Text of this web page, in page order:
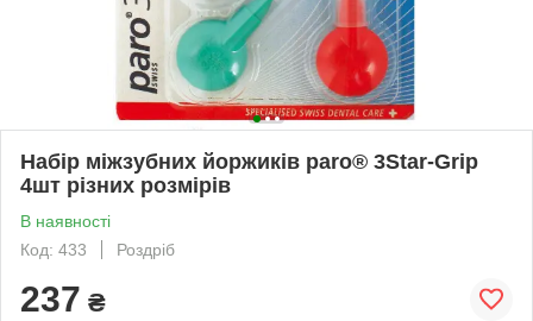
Набір міжзубних йоржиків paro® 3Star-Grip
4шт різних розмірів
В наявності
Код: 433
Роздріб
237 ₴